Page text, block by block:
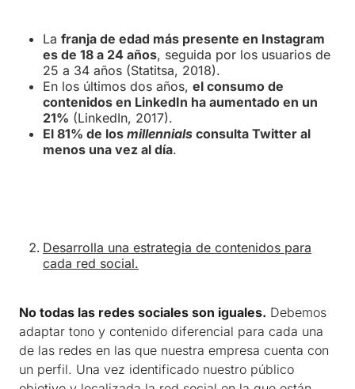
La franja de edad más presente en Instagram
es de 18 a 24 años, seguida por los usuarios de
25 a 34 años (Statitsa, 2018).
En los últimos dos años, el consumo de
contenidos en LinkedIn ha aumentado en un
21% (LinkedIn, 2017).
El 81% de los millennials consulta Twitter al
menos una vez al día.
Desarrolla una estrategia de contenidos para
cada red social.
No todas las redes sociales son iguales. Debemos
adaptar tono y contenido diferencial para cada una
de las redes en las que nuestra empresa cuenta con
un perfil. Una vez identificado nuestro público